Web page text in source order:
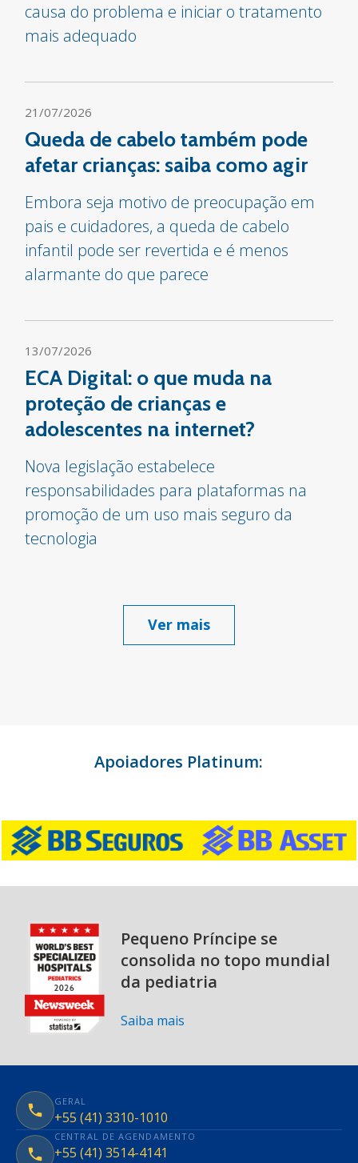
causa do problema e iniciar o tratamento
mais adequado
21/07/2026
Queda de cabelo também pode
afetar crianças: saiba como agir
Embora seja motivo de preocupação em
pais e cuidadores, a queda de cabelo
infantil pode ser revertida e é menos
alarmante do que parece
13/07/2026
ECA Digital: o que muda na
proteção de crianças e
adolescentes na internet?
Nova legislação estabelece
responsabilidades para plataformas na
promoção de um uso mais seguro da
tecnologia
Ver mais
Apoiadores Platinum:
Pequeno Príncipe se
consolida no topo mundial
da pediatria
Saiba mais
GERAL
+55 (41) 3310-1010
CENTRAL DE AGENDAMENTO
+55 (41) 3514-4141